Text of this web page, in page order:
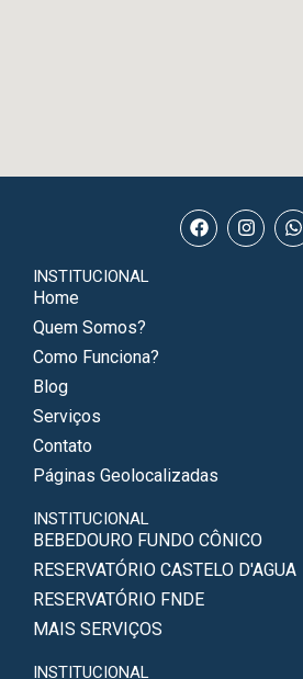
INSTITUCIONAL
Home
Quem Somos?
Como Funciona?
Blog
Serviços
Contato
Páginas Geolocalizadas
INSTITUCIONAL
BEBEDOURO FUNDO CÔNICO
RESERVATÓRIO CASTELO D'AGUA
RESERVATÓRIO FNDE
MAIS SERVIÇOS
INSTITUCIONAL